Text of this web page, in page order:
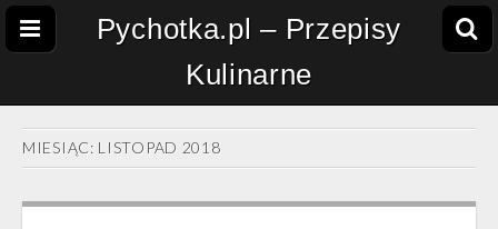
Pychotka.pl – Przepisy
Kulinarne
MIESIĄC: LISTOPAD 2018